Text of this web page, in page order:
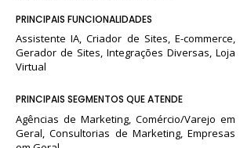
PRINCIPAIS FUNCIONALIDADES
Assistente IA, Criador de Sites, E-commerce,
Gerador de Sites, Integrações Diversas, Loja
Virtual
PRINCIPAIS SEGMENTOS QUE ATENDE
Agências de Marketing, Comércio/Varejo em
Geral, Consultorias de Marketing, Empresas